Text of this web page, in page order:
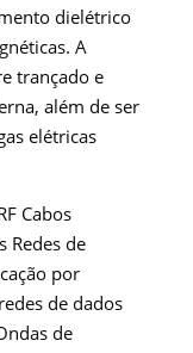
dielétrico
A
trançado e
além de ser
elétricas